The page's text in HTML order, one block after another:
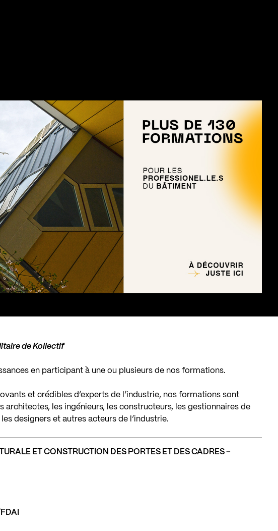
de Kollectif
en participant à une ou plusieurs de nos formations.
et crédibles d’experts de l’industrie, nos formations sont
architectes, les ingénieurs, les constructeurs, les gestionnaires de
designers et autres acteurs de l’industrie.
ET CONSTRUCTION DES PORTES ET DES CADRES –